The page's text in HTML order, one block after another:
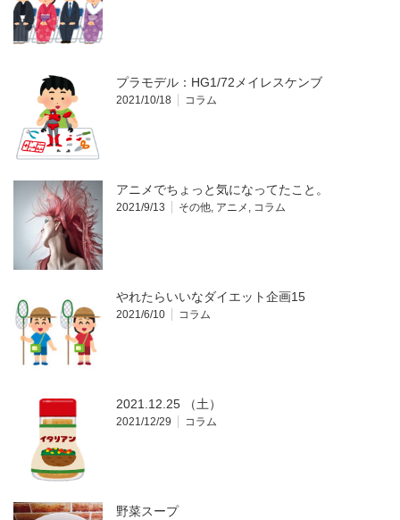
プラモデル：HG1/72メイレスケンブ
2021/10/18 コラム
アニメでちょっと気になってたこと。
2021/9/13 その他, アニメ , コラム
やれたらいいなダイエット企画15
2021/6/10 コラム
2021.12.25 （土）
2021/12/29 コラム
野菜スープ